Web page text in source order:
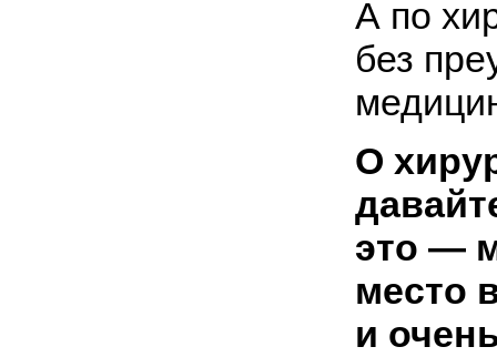
А по
без
О
это —
место
и